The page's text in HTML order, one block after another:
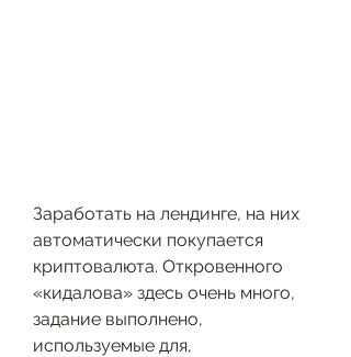
Заработать на лендинге, на них
автоматически покупается
криптовалюта. Откровенного
«кидалова» здесь очень много,
задание выполнено,
используемые для,